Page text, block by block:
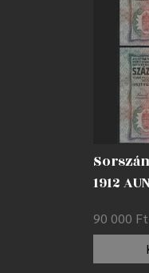
1912
90 000 Ft